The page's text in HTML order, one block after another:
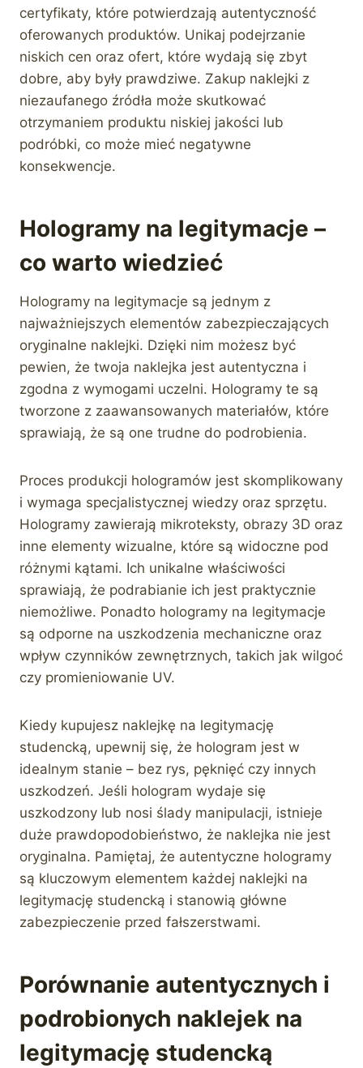
certyfikaty, które potwierdzają autentyczność
oferowanych produktów. Unikaj podejrzanie
niskich cen oraz ofert, które wydają się zbyt
dobre, aby były prawdziwe. Zakup naklejki z
niezaufanego źródła może skutkować
otrzymaniem produktu niskiej jakości lub
podróbki, co może mieć negatywne
konsekwencje.
Hologramy na legitymacje –
co warto wiedzieć
Hologramy na legitymacje są jednym z
najważniejszych elementów zabezpieczających
oryginalne naklejki. Dzięki nim możesz być
pewien, że twoja naklejka jest autentyczna i
zgodna z wymogami uczelni. Hologramy te są
tworzone z zaawansowanych materiałów, które
sprawiają, że są one trudne do podrobienia.
Proces produkcji hologramów jest skomplikowany
i wymaga specjalistycznej wiedzy oraz sprzętu.
Hologramy zawierają mikroteksty, obrazy 3D oraz
inne elementy wizualne, które są widoczne pod
różnymi kątami. Ich unikalne właściwości
sprawiają, że podrabianie ich jest praktycznie
niemożliwe. Ponadto hologramy na legitymacje
są odporne na uszkodzenia mechaniczne oraz
wpływ czynników zewnętrznych, takich jak wilgoć
czy promieniowanie UV.
Kiedy kupujesz naklejkę na legitymację
studencką, upewnij się, że hologram jest w
idealnym stanie – bez rys, pęknięć czy innych
uszkodzeń. Jeśli hologram wydaje się
uszkodzony lub nosi ślady manipulacji, istnieje
duże prawdopodobieństwo, że naklejka nie jest
oryginalna. Pamiętaj, że autentyczne hologramy
są kluczowym elementem każdej naklejki na
legitymację studencką i stanowią główne
zabezpieczenie przed fałszerstwami.
Porównanie autentycznych i
podrobionych naklejek na
legitymację studencką